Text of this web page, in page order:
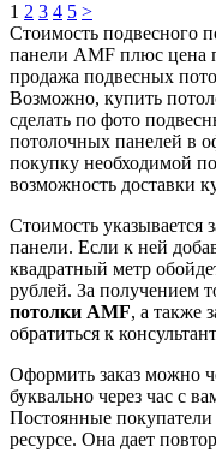
1 2 3 4 5 >
Стоимость подвесного
панели AMF плюс цена
продажа подвесных
Возможно, купить
сделать по фото
потолочных панелей в
покупку необходимой
возможность доставки
Стоимость указывается
панели. Если к ней
квадратный метр
рублей. За получением
потолки AMF, а также
обратиться к
Оформить заказ можно
буквально через час с
Постоянные
ресурсе. Она дает